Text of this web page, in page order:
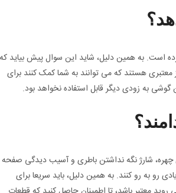
رده است. به همین دلیل، شاید این سوال پیش بیاید که
بدانید هنوز مراکز معتبری هستند که می توانند به شما کمک کنند برای
عبارتند از عدم تشخیص چهره، شارژ نگه نداشتن باطری و آسیب دیدگی صفحه
رو به رو کنند. به همین دلیل، باید سریعا برای